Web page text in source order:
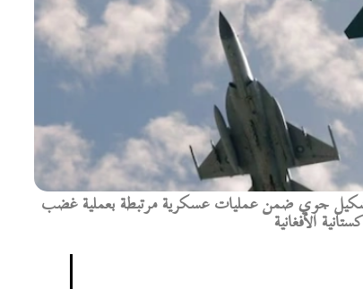
تشكيل جوي ضمن عمليات عسكرية مرتبطة بعملية غضب
الأفغانية